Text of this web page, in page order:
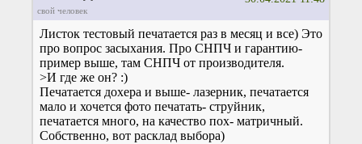
свой человек
Листок тестовый печатается раз в месяц и все) Это
про вопрос засыхания. Про СНПЧ и гарантию-
пример выше, там СНПЧ от производителя.
>И где же он? :)
Печатается дохера и выше- лазерник, печатается
мало и хочется фото печатать- струйник,
печатается много, на качество пох- матричный.
Собственно, вот расклад выбора)